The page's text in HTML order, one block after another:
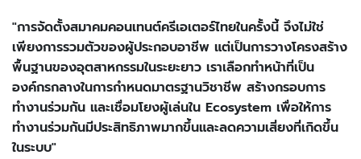
"การจัดตั้งสมาคมคอนเทนต์ครีเอเตอร์ไทยในครั้งนี้ จึงไม่ใช่
เพียงการรวมตัวของผู้ประกอบอาชีพ แต่เป็นการวางโครงสร้าง
พื้นฐานของอุตสาหกรรมในระยะยาว เราเลือกทำหน้าที่เป็น
องค์กรกลางในการกำหนดมาตรฐานวิชาชีพ สร้างกรอบการ
ทำงานร่วมกัน และเชื่อมโยงผู้เล่นใน Ecosystem เพื่อให้การ
ทำงานร่วมกันมีประสิทธิภาพมากขึ้นและลดความเสี่ยงที่เกิดขึ้น
ในระบบ"